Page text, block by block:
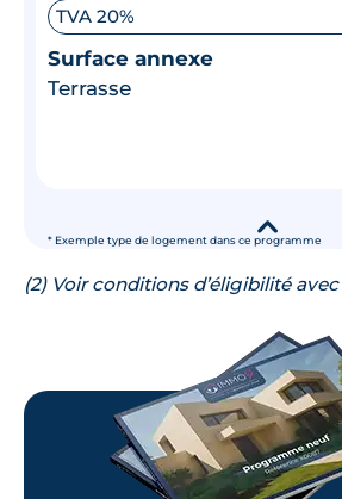
* Exemple type de logement dans ce programme
TVA 20%
Surface annexe
Terrasse
▾
(2) Voir conditions d’éligibilité